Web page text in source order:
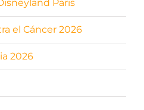
Paris
el Cáncer 2026
2026